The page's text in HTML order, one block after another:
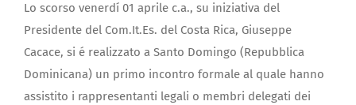
Lo scorso venerdí 01 aprile c.a., su iniziativa del
Presidente del Com.It.Es. del Costa Rica, Giuseppe
Cacace, si é realizzato a Santo Domingo (Repubblica
Dominicana) un primo incontro formale al quale hanno
assistito i rappresentanti legali o membri delegati dei